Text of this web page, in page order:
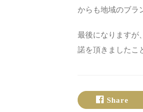
からも地域のブラ
最後になりますが
諾を頂きましたこ
Share